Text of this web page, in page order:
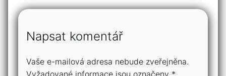
Napsat komentář
Vaše e-mailová adresa nebude zveřejněna.
Vyžadované informace jsou označeny *